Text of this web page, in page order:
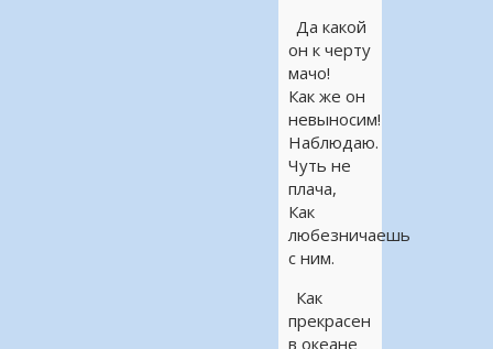
Да какой
он к черту
мачо!
Как же он
невыносим!
Наблюдаю.
Чуть не
плача,
Как
любезничаешь
с ним.
Как
прекрасен
в океане